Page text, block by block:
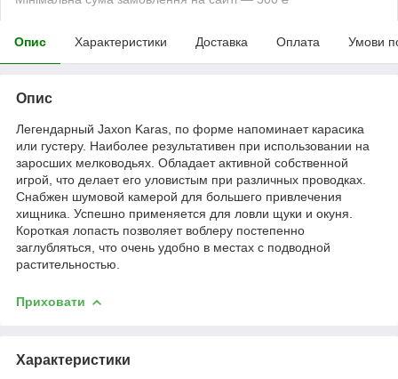
Опис Характеристики Доставка Оплата Умови
Опис
Легендарный Jaxon Karas, по форме напоминает карасика
или густеру. Наиболее результативен при использовании на
заросших мелководьях. Обладает активной собственной
игрой, что делает его уловистым при различных проводках.
Снабжен шумовой камерой для большего привлечения
хищника. Успешно применяется для ловли щуки и окуня.
Короткая лопасть позволяет воблеру постепенно
заглубляться, что очень удобно в местах с подводной
растительностью.
Приховати
Характеристики